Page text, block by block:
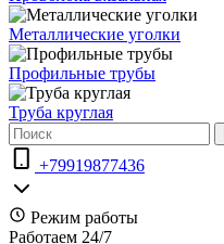
Металлические уголки
Профильные трубы
Труба круглая
+79919877436
Режим работы
Работаем 24/7